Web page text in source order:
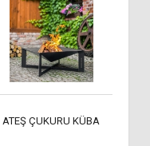
ATEŞ ÇUKURU KÜBA